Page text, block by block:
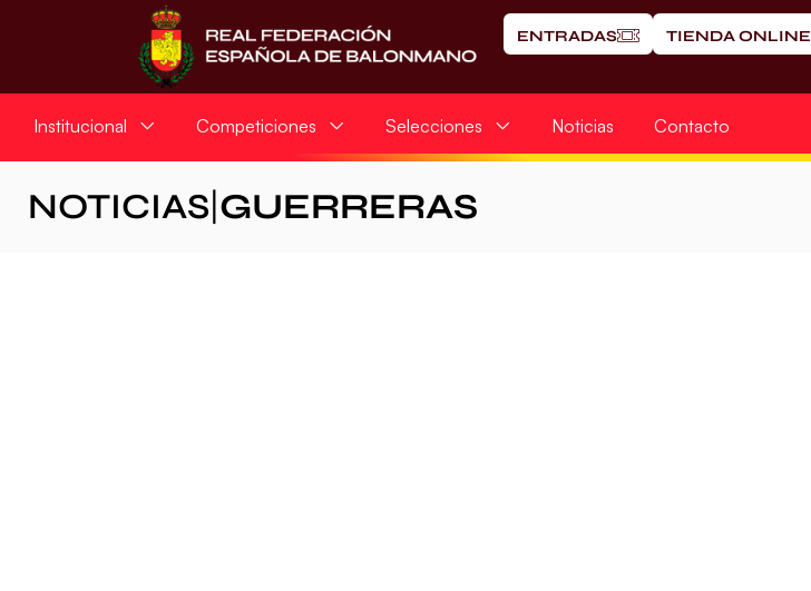
ENTRADAS TIENDA ONLINE
Institucional Competiciones Selecciones Noticias Contacto
NOTICIAS GUERRERAS